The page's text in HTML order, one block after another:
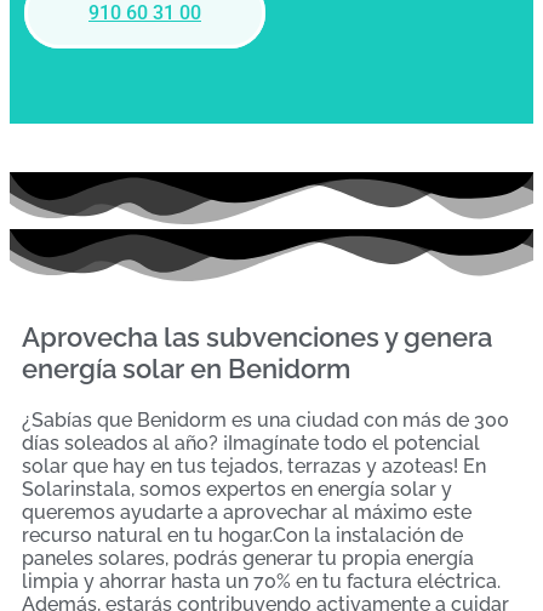
910 60 31 00
Aprovecha las subvenciones y genera
energía solar en Benidorm
¿Sabías que Benidorm es una ciudad con más de 300
días soleados al año? ¡Imagínate todo el potencial
solar que hay en tus tejados, terrazas y azoteas! En
Solarinstala, somos expertos en energía solar y
queremos ayudarte a aprovechar al máximo este
recurso natural en tu hogar.Con la instalación de
paneles solares, podrás generar tu propia energía
limpia y ahorrar hasta un 70% en tu factura eléctrica.
Además, estarás contribuyendo activamente a cuidar